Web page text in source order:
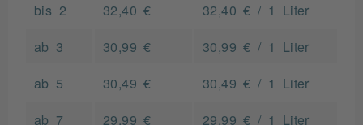
bis 2 32,40 € 32,40 € / 1 Liter
ab 3 30,99 € 30,99 € / 1 Liter
ab 5 30,49 € 30,49 € / 1 Liter
ab 7 29,99 € 29,99 € / 1 Liter